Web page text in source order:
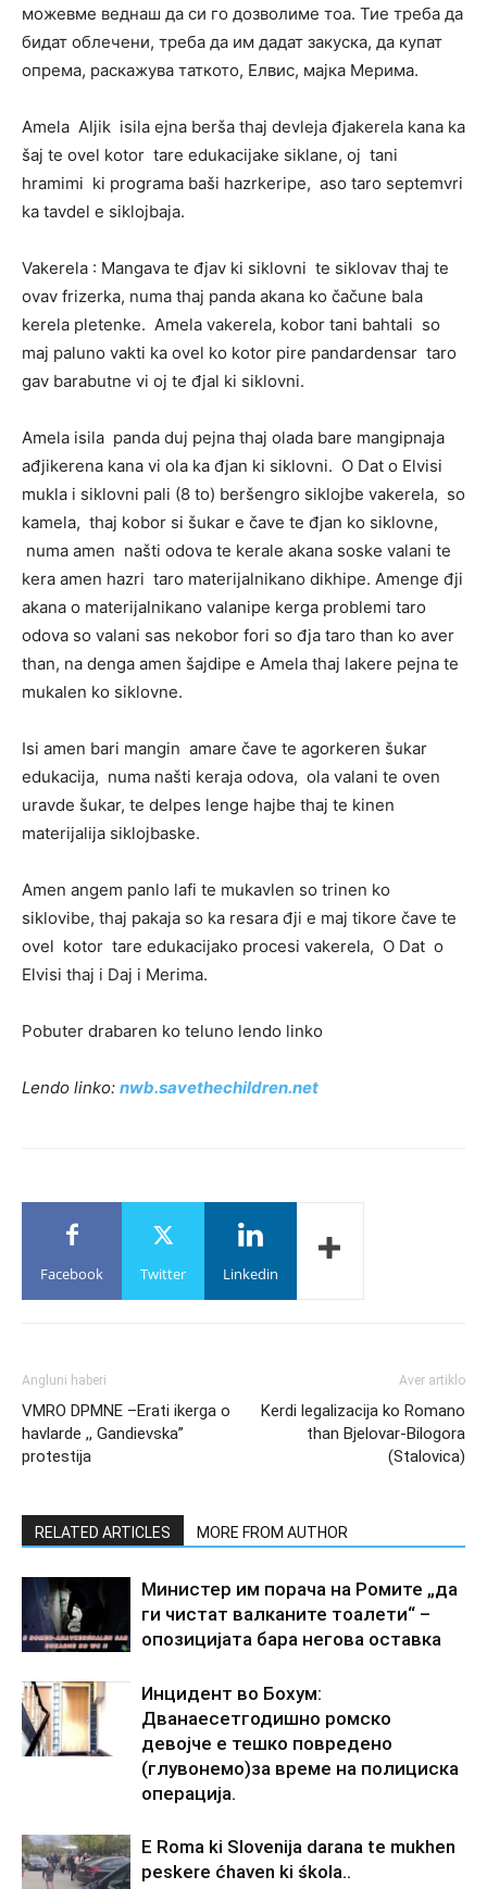
можевме веднаш да си го дозволиме тоа. Тие треба да
бидат облечени, треба да им дадат закуска, да купат
опрема, раскажува таткото, Елвис, мајка Мерима.
Amela Aljik isila ejna berša thaj devleja đjakerela kana ka
šaj te ovel kotor tare edukacijake siklane, oj tani
hramimi ki programa baši hazrkeripe, aso taro septemvri
ka tavdel e siklojbaja.
Vakerela : Mangava te đjav ki siklovni te siklovav thaj te
ovav frizerka, numa thaj panda akana ko čačune bala
kerela pletenke. Amela vakerela, kobor tani bahtali so
maj paluno vakti ka ovel ko kotor pire pandardensar taro
gav barabutne vi oj te đjal ki siklovni.
Amela isila panda duj pejna thaj olada bare mangipnaja
ađjikerena kana vi ola ka đjan ki siklovni. O Dat o Elvisi
mukla i siklovni pali (8 to) beršengro siklojbe vakerela, so
kamela, thaj kobor si šukar e čave te đjan ko siklovne,
numa amen našti odova te kerale akana soske valani te
kera amen hazri taro materijalnikano dikhipe. Amenge đji
akana o materijalnikano valanipe kerga problemi taro
odova so valani sas nekobor fori so đja taro than ko aver
than, na denga amen šajdipe e Amela thaj lakere pejna te
mukalen ko siklovne.
Isi amen bari mangin amare čave te agorkeren šukar
edukacija, numa našti keraja odova, ola valani te oven
uravde šukar, te delpes lenge hajbe thaj te kinen
materijalija siklojbaske.
Amen angem panlo lafi te mukavlen so trinen ko
siklovibe, thaj pakaja so ka resara đji e maj tikore čave te
ovel kotor tare edukacijako procesi vakerela, O Dat o
Elvisi thaj i Daj i Merima.
Pobuter drabaren ko teluno lendo linko
Lendo linko: nwb.savethechildren.net
Facebook Twitter Linkedin
Angluni haberi
VMRO DPMNE –Erati ikerga o
havlarde ,, Gandievska”
protestija
Aver artiklo
Kerdi legalizacija ko Romano
than Bjelovar-Bilogora
(Stalovica)
RELATED ARTICLES MORE FROM AUTHOR
Министер им порача на Ромите „да
ги чистат валканите тоалети“ –
опозицијата бара негова оставка
Инцидент во Бохум:
Дванаесетгодишно ромско
девојче е тешко повредено
(глувонемо)за време на полициска
операција.
E Roma ki Slovenija darana te mukhen
peskere ćhaven ki śkola..